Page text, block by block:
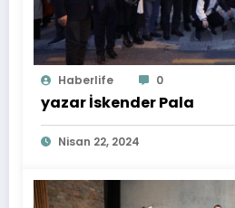
Haberlife 0
yazar İskender Pala
Nisan 22, 2024